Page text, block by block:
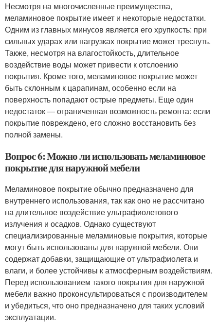
Несмотря на многочисленные преимущества,
меламиновое покрытие имеет и некоторые недостатки.
Одним из главных минусов является его хрупкость: при
сильных ударах или нагрузках покрытие может треснуть.
Также, несмотря на влагостойкость, длительное
воздействие воды может привести к отслоению
покрытия. Кроме того, меламиновое покрытие может
быть склонным к царапинам, особенно если на
поверхность попадают острые предметы. Еще один
недостаток — ограниченная возможность ремонта: если
покрытие повреждено, его сложно восстановить без
полной замены.
Вопрос 6: Можно ли использовать меламиновое
покрытие для наружной мебели
Меламиновое покрытие обычно предназначено для
внутреннего использования, так как оно не рассчитано
на длительное воздействие ультрафиолетового
излучения и осадков. Однако существуют
специализированные меламиновые покрытия, которые
могут быть использованы для наружной мебели. Они
содержат добавки, защищающие от ультрафиолета и
влаги, и более устойчивы к атмосферным воздействиям.
Перед использованием такого покрытия для наружной
мебели важно проконсультироваться с производителем
и убедиться, что оно предназначено для таких условий
эксплуатации.